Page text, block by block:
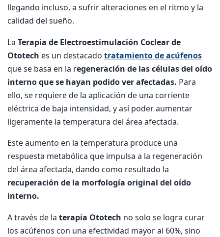
llegando incluso, a sufrir alteraciones en el ritmo y la
calidad del sueño.
La Terapia de Electroestimulación Coclear de
Ototech es un destacado tratamiento de acúfenos
que se basa en la regeneración de las células del oído
interno que se hayan podido ver afectadas. Para
ello, se requiere de la aplicación de una corriente
eléctrica de baja intensidad, y así poder aumentar
ligeramente la temperatura del área afectada.
Este aumento en la temperatura produce una
respuesta metabólica que impulsa a la regeneración
del área afectada, dando como resultado la
recuperación de la morfología original del oído
interno.
A través de la terapia Ototech no solo se logra curar
los acúfenos con una efectividad mayor al 60%, sino